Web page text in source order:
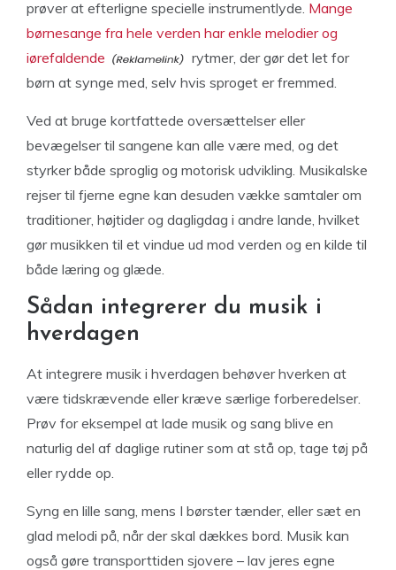
prøver at efterligne specielle instrumentlyde. Mange
børnesange fra hele verden har enkle melodier og
iørefaldende
rytmer, der gør det let for
børn at synge med, selv hvis sproget er fremmed.
Ved at bruge kortfattede oversættelser eller
bevægelser til sangene kan alle være med, og det
styrker både sproglig og motorisk udvikling. Musikalske
rejser til fjerne egne kan desuden vække samtaler om
traditioner, højtider og dagligdag i andre lande, hvilket
gør musikken til et vindue ud mod verden og en kilde til
både læring og glæde.
Sådan integrerer du musik i
hverdagen
At integrere musik i hverdagen behøver hverken at
være tidskrævende eller kræve særlige forberedelser.
Prøv for eksempel at lade musik og sang blive en
naturlig del af daglige rutiner som at stå op, tage tøj på
eller rydde op.
Syng en lille sang, mens I børster tænder, eller sæt en
glad melodi på, når der skal dækkes bord. Musik kan
også gøre transporttiden sjovere – lav jeres egne